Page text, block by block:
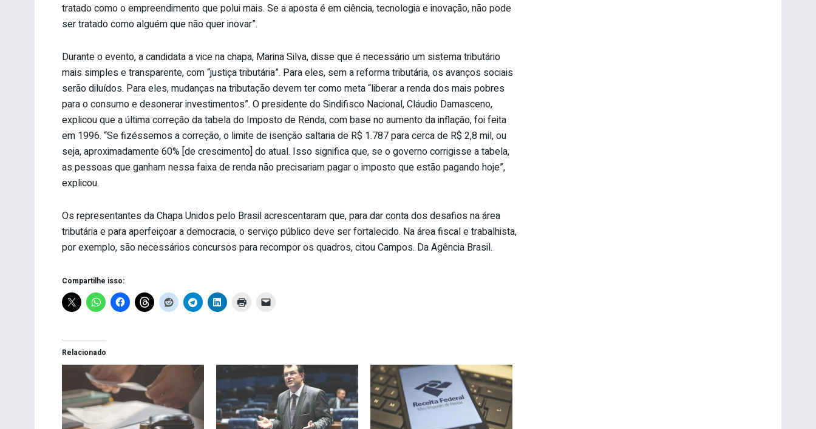
tratado como o empreendimento que polui mais. Se a aposta é em ciência, tecnologia e inovação, não pode
ser tratado como alguém que não quer inovar”.
Durante o evento, a candidata a vice na chapa, Marina Silva, disse que é necessário um sistema tributário
mais simples e transparente, com “justiça tributária”. Para eles, sem a reforma tributária, os avanços sociais
serão diluídos. Para eles, mudanças na tributação devem ter como meta “liberar a renda dos mais pobres
para o consumo e desonerar investimentos”. O presidente do Sindifisco Nacional, Cláudio Damasceno,
explicou que a última correção da tabela do Imposto de Renda, com base no aumento da inflação, foi feita
em 1996. “Se fizéssemos a correção, o limite de isenção saltaria de R$ 1.787 para cerca de R$ 2,8 mil, ou
seja, aproximadamente 60% [de crescimento] do atual. Isso significa que, se o governo corrigisse a tabela,
as pessoas que ganham nessa faixa de renda não precisariam pagar o imposto que estão pagando hoje”,
explicou.
Os representantes da Chapa Unidos pelo Brasil acrescentaram que, para dar conta dos desafios na área
tributária e para aperfeiçoar a democracia, o serviço público deve ser fortalecido. Na área fiscal e trabalhista,
por exemplo, são necessários concursos para recompor os quadros, citou Campos. Da Agência Brasil.
Compartilhe isso:
Relacionado